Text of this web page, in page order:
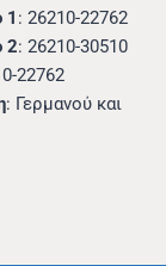
1 : 26210-22762
2: 26210-30510
22762
: Γερμανού και